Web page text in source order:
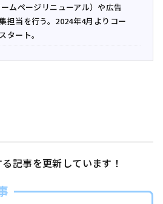
ムページリニューアル）や広告
担当を行う。2024年4月よりコー
タート。
記事を更新しています！